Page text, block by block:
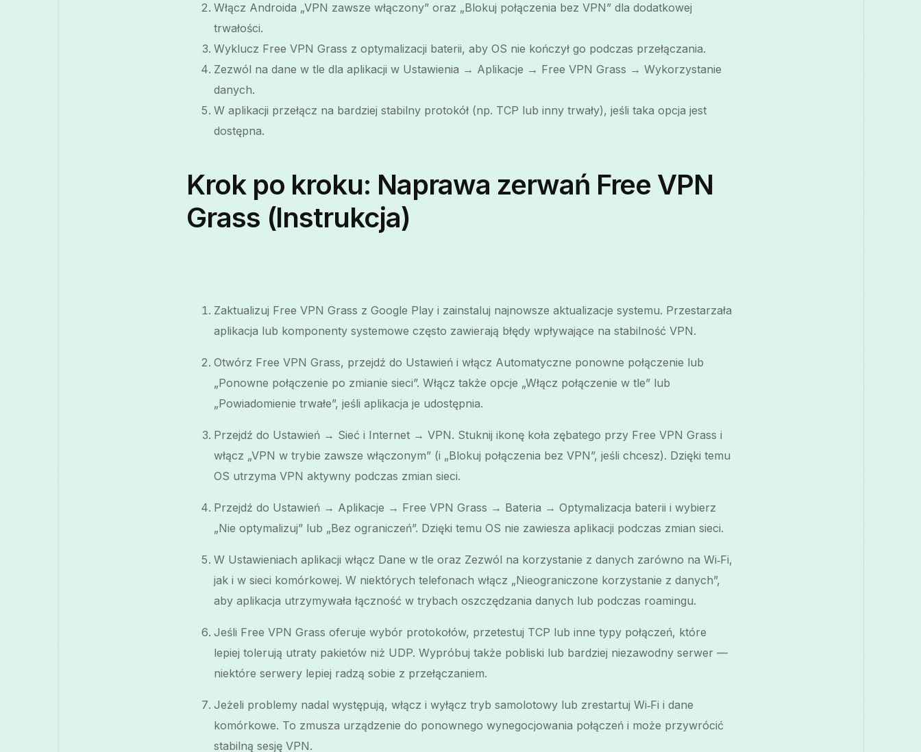
Włącz Androida „VPN zawsze włączony” oraz „Blokuj połączenia bez VPN” dla dodatkowej
trwałości.
Wyklucz Free VPN Grass z optymalizacji baterii, aby OS nie kończył go podczas przełączania.
Zezwól na dane w tle dla aplikacji w Ustawienia → Aplikacje → Free VPN Grass → Wykorzystanie
danych.
W aplikacji przełącz na bardziej stabilny protokół (np. TCP lub inny trwały), jeśli taka opcja jest
dostępna.
Krok po kroku: Naprawa zerwań Free VPN
Grass (Instrukcja)
Zaktualizuj Free VPN Grass z Google Play i zainstaluj najnowsze aktualizacje systemu. Przestarzała
aplikacja lub komponenty systemowe często zawierają błędy wpływające na stabilność VPN.
Otwórz Free VPN Grass, przejdź do Ustawień i włącz Automatyczne ponowne połączenie lub
„Ponowne połączenie po zmianie sieci”. Włącz także opcje „Włącz połączenie w tle” lub
„Powiadomienie trwałe”, jeśli aplikacja je udostępnia.
Przejdź do Ustawień → Sieć i Internet → VPN. Stuknij ikonę koła zębatego przy Free VPN Grass i
włącz „VPN w trybie zawsze włączonym” (i „Blokuj połączenia bez VPN”, jeśli chcesz). Dzięki temu
OS utrzyma VPN aktywny podczas zmian sieci.
Przejdź do Ustawień → Aplikacje → Free VPN Grass → Bateria → Optymalizacja baterii i wybierz
„Nie optymalizuj” lub „Bez ograniczeń”. Dzięki temu OS nie zawiesza aplikacji podczas zmian sieci.
W Ustawieniach aplikacji włącz Dane w tle oraz Zezwól na korzystanie z danych zarówno na Wi‑Fi,
jak i w sieci komórkowej. W niektórych telefonach włącz „Nieograniczone korzystanie z danych”,
aby aplikacja utrzymywała łączność w trybach oszczędzania danych lub podczas roamingu.
Jeśli Free VPN Grass oferuje wybór protokołów, przetestuj TCP lub inne typy połączeń, które
lepiej tolerują utraty pakietów niż UDP. Wypróbuj także pobliski lub bardziej niezawodny serwer —
niektóre serwery lepiej radzą sobie z przełączaniem.
Jeżeli problemy nadal występują, włącz i wyłącz tryb samolotowy lub zrestartuj Wi‑Fi i dane
komórkowe. To zmusza urządzenie do ponownego wynegocjowania połączeń i może przywrócić
stabilną sesję VPN.